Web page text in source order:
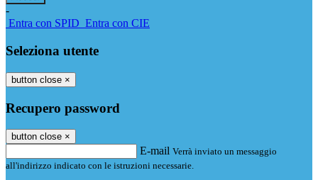
-
Entra con SPID Entra con CIE
Seleziona utente
button close ×
Recupero password
button close ×
E-mail Verrà inviato un messaggio
all'indirizzo indicato con le istruzioni necessarie.